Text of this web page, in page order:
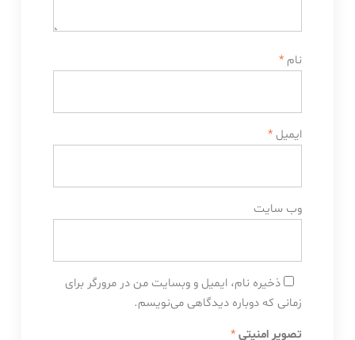
نام *
ایمیل *
وب‌ سایت
ذخیره نام، ایمیل و وبسایت من در مرورگر برای
زمانی که دوباره دیدگاهی می‌نویسم.
تصویر امنیتی*